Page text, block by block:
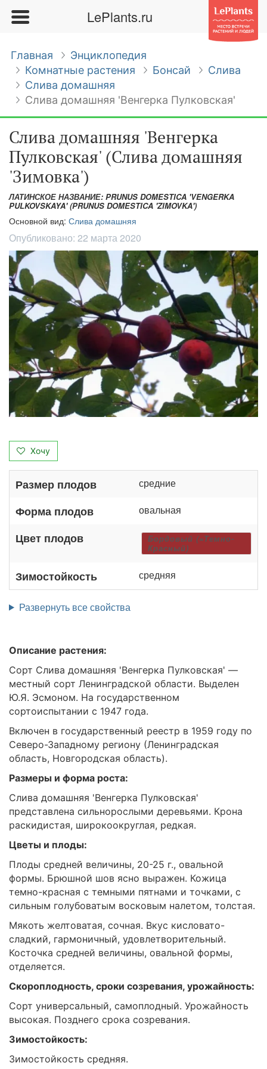
LePlants.ru
Главная
Энциклопедия
Комнатные растения
Бонсай
Слива
Слива домашняя
Слива домашняя 'Венгерка Пулковская'
Слива домашняя 'Венгерка
Пулковская' (Слива домашняя
'Зимовка')
ЛАТИНСКОЕ НАЗВАНИЕ: PRUNUS DOMESTICA 'VENGERKA
PULKOVSKAYA' (PRUNUS DOMESTICA 'ZIMOVKA')
Основной вид: Слива домашняя
Опубликовано: 22 марта 2020
Хочу
Размер плодов средние
Форма плодов овальная
Цвет плодов
Бордовый (=Темно-
Красный)
Зимостойкость средняя
Развернуть все свойства
Описание растения:
Сорт Слива домашняя 'Венгерка Пулковская' —
местный сорт Ленинградской области. Выделен
Ю.Я. Эсмоном. На государственном
сортоиспытании с 1947 года.
Включен в государственный реестр в 1959 году по
Северо-Западному региону (Ленинградская
область, Новгородская область).
Размеры и форма роста:
Слива домашняя 'Венгерка Пулковская'
представлена сильнорослыми деревьями. Крона
раскидистая, широкоокруглая, редкая.
Цветы и плоды:
Плоды средней величины, 20-25 г., овальной
формы. Брюшной шов ясно выражен. Кожица
темно-красная с темными пятнами и точками, с
сильным голубоватым восковым налетом, толстая.
Мякоть желтоватая, сочная. Вкус кисловато-
сладкий, гармоничный, удовлетворительный.
Косточка средней величины, овальной формы,
отделяется.
Скороплодность, сроки созревания, урожайность:
Сорт универсальный, самоплодный. Урожайность
высокая. Позднего срока созревания.
Зимостойкость:
Зимостойкость средняя.